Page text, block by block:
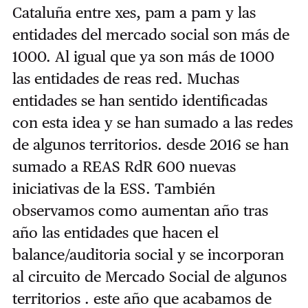
Cataluña entre xes, pam a pam y las
entidades del mercado social son más de
1000. Al igual que ya son más de 1000
las entidades de reas red. Muchas
entidades se han sentido identificadas
con esta idea y se han sumado a las redes
de algunos territorios. desde 2016 se han
sumado a REAS RdR 600 nuevas
iniciativas de la ESS. También
observamos como aumentan año tras
año las entidades que hacen el
balance/auditoria social y se incorporan
al circuito de Mercado Social de algunos
territorios . este año que acabamos de